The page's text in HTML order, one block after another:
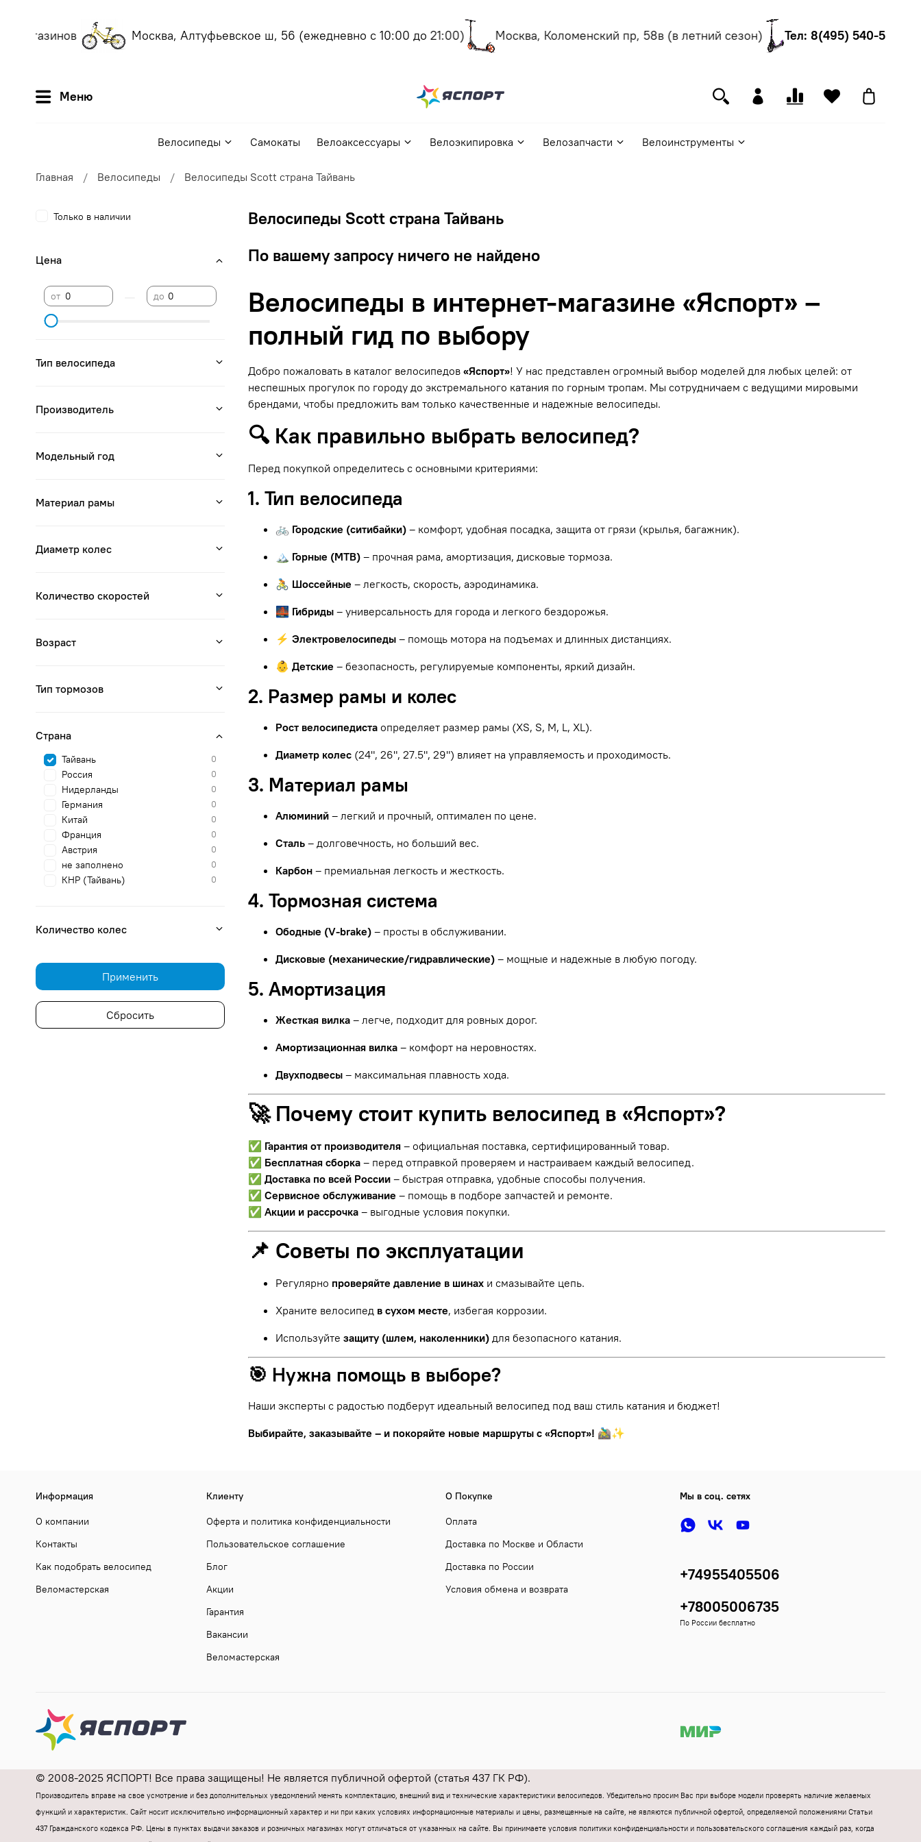
магазинов Москва, Алтуфьевское ш, 56(ежедневно с 10:00 до 21:00) Москва, Коломенский пр, 58в (в летний сезон) Тел: 8(495) 540-55-06
Меню
Велосипеды Самокаты Велоаксессуары Велоэкипировка Велозапчасти Велоинструменты
Главная Велосипеды Велосипеды Scott страна Тайвань
Велосипеды Scott страна Тайвань
По вашему запросу ничего не найдено
Велосипеды в интернет-магазине «Яспорт» –
полный гид по выбору
Добро пожаловать в каталог велосипедов «Яспорт»! У нас представлен огромный выбор моделей для любых целей: от
неспешных прогулок по городу до экстремального катания по горным тропам. Мы сотрудничаем с ведущими мировыми
брендами, чтобы предложить вам только качественные и надежные велосипеды.
🔍 Как правильно выбрать велосипед?
Перед покупкой определитесь с основными критериями:
1. Тип велосипеда
🚲 Городские (ситибайки) – комфорт, удобная посадка, защита от грязи (крылья, багажник).
🏔 Горные (MTB) – прочная рама, амортизация, дисковые тормоза.
🚴 Шоссейные – легкость, скорость, аэродинамика.
🌉 Гибриды – универсальность для города и легкого бездорожья.
⚡ Электровелосипеды – помощь мотора на подъемах и длинных дистанциях.
👶 Детские – безопасность, регулируемые компоненты, яркий дизайн.
2. Размер рамы и колес
Рост велосипедиста определяет размер рамы (XS, S, M, L, XL).
Диаметр колес (24", 26", 27.5", 29") влияет на управляемость и проходимость.
3. Материал рамы
Алюминий – легкий и прочный, оптимален по цене.
Сталь – долговечность, но больший вес.
Карбон – премиальная легкость и жесткость.
4. Тормозная система
Ободные (V-brake) – просты в обслуживании.
Дисковые (механические/гидравлические) – мощные и надежные в любую погоду.
5. Амортизация
Жесткая вилка – легче, подходит для ровных дорог.
Амортизационная вилка – комфорт на неровностях.
Двухподвесы – максимальная плавность хода.
🚀 Почему стоит купить велосипед в «Яспорт»?
✅ Гарантия от производителя – официальная поставка, сертифицированный товар.
✅ Бесплатная сборка – перед отправкой проверяем и настраиваем каждый велосипед.
✅ Доставка по всей России – быстрая отправка, удобные способы получения.
✅ Сервисное обслуживание – помощь в подборе запчастей и ремонте.
✅ Акции и рассрочка – выгодные условия покупки.
📌 Советы по эксплуатации
Регулярно проверяйте давление в шинах и смазывайте цепь.
Храните велосипед в сухом месте, избегая коррозии.
Используйте защиту (шлем, наколенники) для безопасного катания.
🎯 Нужна помощь в выборе?
Наши эксперты с радостью подберут идеальный велосипед под ваш стиль катания и бюджет!
Выбирайте, заказывайте – и покоряйте новые маршруты с «Яспорт»! 🚵‍♂️✨
Только в наличии
Цена
от до
Тип велосипеда
Производитель
Модельный год
Материал рамы
Диаметр колес
Количество скоростей
Возраст
Тип тормозов
Страна
Тайвань 0
Россия 0
Нидерланды 0
Германия 0
Китай 0
Франция 0
Австрия 0
не заполнено 0
КНР (Тайвань) 0
Количество колес
Применить
Сбросить
Информация
О компании
Контакты
Как подобрать велосипед
Веломастерская
Клиенту
Оферта и политика конфиденциальности
Пользовательское соглашение
Блог
Акции
Гарантия
Вакансии
Веломастерская
О Покупке
Оплата
Доставка по Москве и Области
Доставка по России
Условия обмена и возврата
Мы в соц. сетях
+74955405506
+78005006735
По России бесплатно
© 2008-2025 ЯСПОРТ! Все права защищены! Не является публичной офертой (статья 437 ГК РФ).
Производитель вправе на свое усмотрение и без дополнительных уведомлений менять комплектацию, внешний вид и технические характеристики велосипедов. Убедительно просим Вас при выборе модели проверять наличие желаемых
функций и характеристик. Cайт носит исключительно информационный характер и ни при каких условиях информационные материалы и цены, размещенные на сайте, не являются публичной офертой, определяемой положениями Статьи
437 Гражданского кодекса РФ. Цены в пунктах выдачи заказов и розничных магазинах могут отличаться от указанных на сайте. Вы принимаете условия политики конфиденциальности и пользовательского соглашения каждый раз, когда